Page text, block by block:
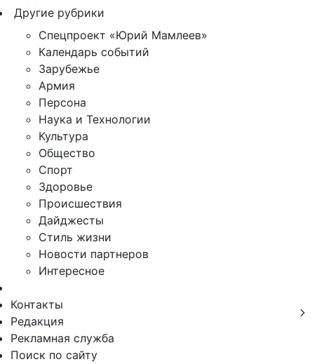
Другие рубрики
Спецпроект «Юрий Мамлеев»
Календарь событий
Зарубежье
Армия
Персона
Наука и Технологии
Культура
Общество
Спорт
Здоровье
Происшествия
Дайджесты
Стиль жизни
Новости партнеров
Интересное
Контакты
Редакция
Рекламная служба
Поиск по сайту